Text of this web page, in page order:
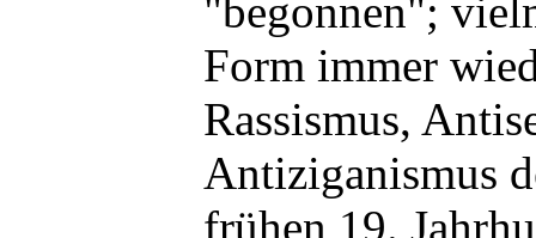
"begonnen";
Form immer
Rassismus,
Antiziganismus
frühen 19.